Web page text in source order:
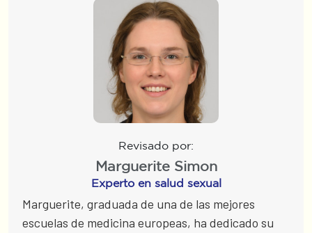
Revisado por:
Marguerite Simon
Experto en salud sexual
Marguerite, graduada de una de las mejores
escuelas de medicina europeas, ha dedicado su